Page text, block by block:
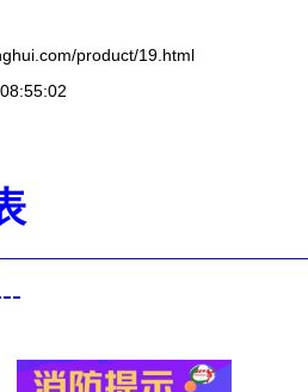
product/19.html